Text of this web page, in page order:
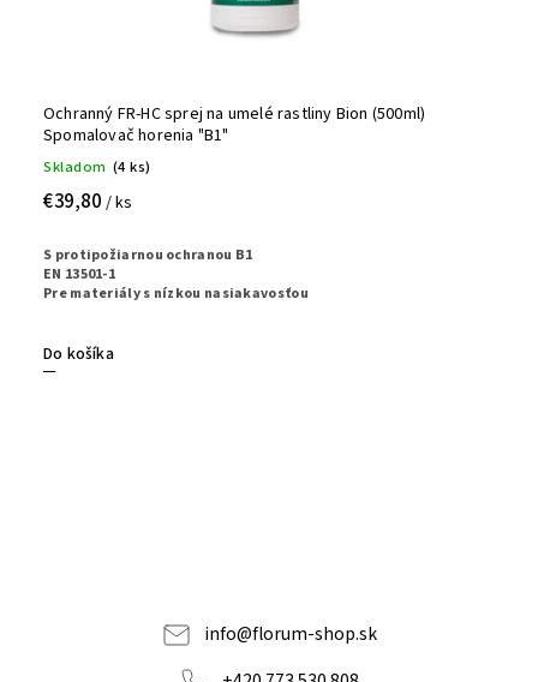
Ochranný FR-HC sprej na umelé rastliny Bion (500ml)
Spomalovač horenia "B1"
Skladom (4 ks)
€39,80 / ks
Do košíka
S protipožiarnou ochranou B1
EN 13501-1
Pre materiály s nízkou nasiakavosťou
info@florum-shop.sk